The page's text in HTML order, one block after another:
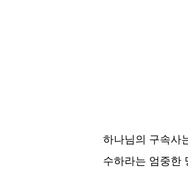
하나님의 구속사
수하라는 엄중한